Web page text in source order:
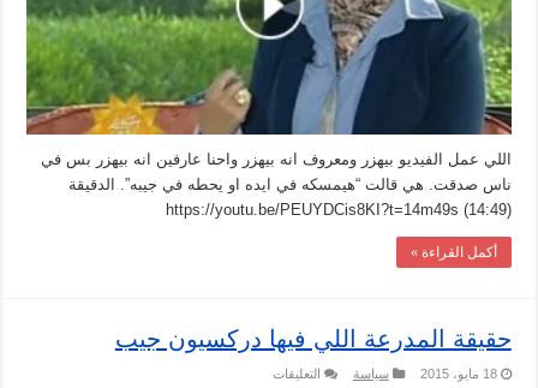
اللي عمل الفيديو بيهزر ومعروف انه بيهزر واحنا عارفين انه بيهزر بس في
ناس صدقت. هي قالت “هيمسكه في ايده او يحطه في جيبه”. الدقيقة
(14:49) https://youtu.be/PEUYDCis8KI?t=14m49s
أكمل القراءة »
حقيقة المدرعة اللي فيها دركسيون جيب
18 مايو، 2015 سياسة التعليقات